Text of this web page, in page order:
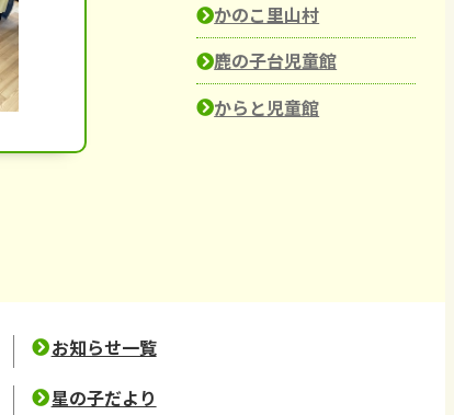
かのこ里山村
鹿の子台児童館
からと児童館
お知らせ一覧
星の子だより